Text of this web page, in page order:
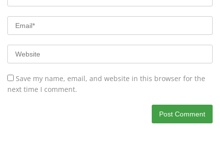
Save my name, email, and website in this browser for the
next time I comment.